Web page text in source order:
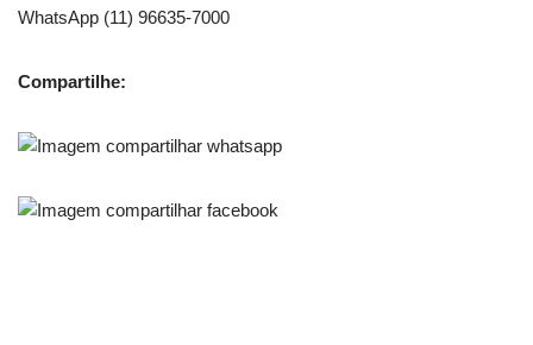
WhatsApp (11) 96635-7000
Compartilhe: